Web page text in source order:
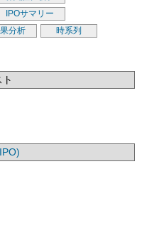
IPOサマリー
分析
時系列